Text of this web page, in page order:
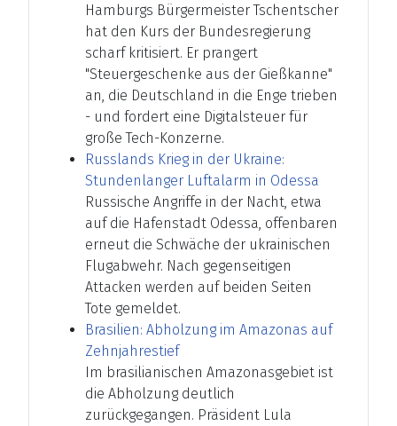
Hamburgs Bürgermeister Tschentscher
hat den Kurs der Bundesregierung
scharf kritisiert. Er prangert
"Steuergeschenke aus der Gießkanne"
an, die Deutschland in die Enge trieben
- und fordert eine Digitalsteuer für
große Tech-Konzerne.
Russlands Krieg in der Ukraine:
Stundenlanger Luftalarm in Odessa
Russische Angriffe in der Nacht, etwa
auf die Hafenstadt Odessa, offenbaren
erneut die Schwäche der ukrainischen
Flugabwehr. Nach gegenseitigen
Attacken werden auf beiden Seiten
Tote gemeldet.
Brasilien: Abholzung im Amazonas auf
Zehnjahrestief
Im brasilianischen Amazonasgebiet ist
die Abholzung deutlich
zurückgegangen. Präsident Lula